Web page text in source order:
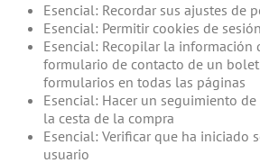
Esencial: Recordar sus ajustes de
Esencial: Permitir cookies de sesión
Esencial: Recopilar la información
formulario de contacto de un
formularios en todas las páginas
Esencial: Hacer un seguimiento
la cesta de la compra
Esencial: Verificar que ha iniciado
usuario